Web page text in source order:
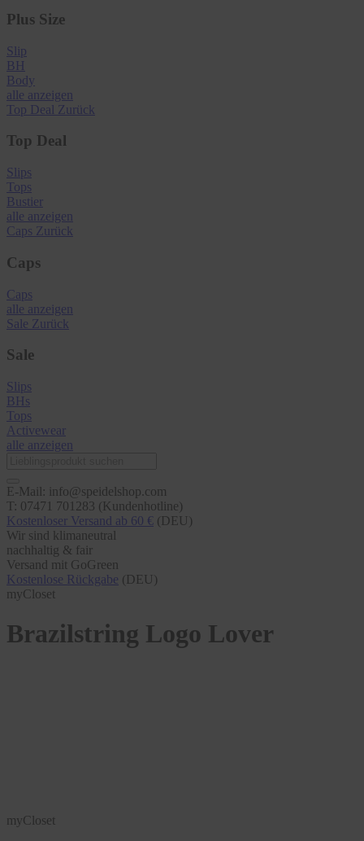
Plus Size
Slip
BH
Body
alle anzeigen
Top Deal Zurück
Top Deal
Slips
Tops
Bustier
alle anzeigen
Caps Zurück
Caps
Caps
alle anzeigen
Sale Zurück
Sale
Slips
BHs
Tops
Activewear
alle anzeigen
E-Mail: info@speidelshop.com
T: 07471 701283 (Kundenhotline)
Kostenloser Versand ab 60 € (DEU)
Wir sind klimaneutral
nachhaltig & fair
Versand mit GoGreen
Kostenlose Rückgabe (DEU)
myCloset
Brazilstring Logo Lover
myCloset